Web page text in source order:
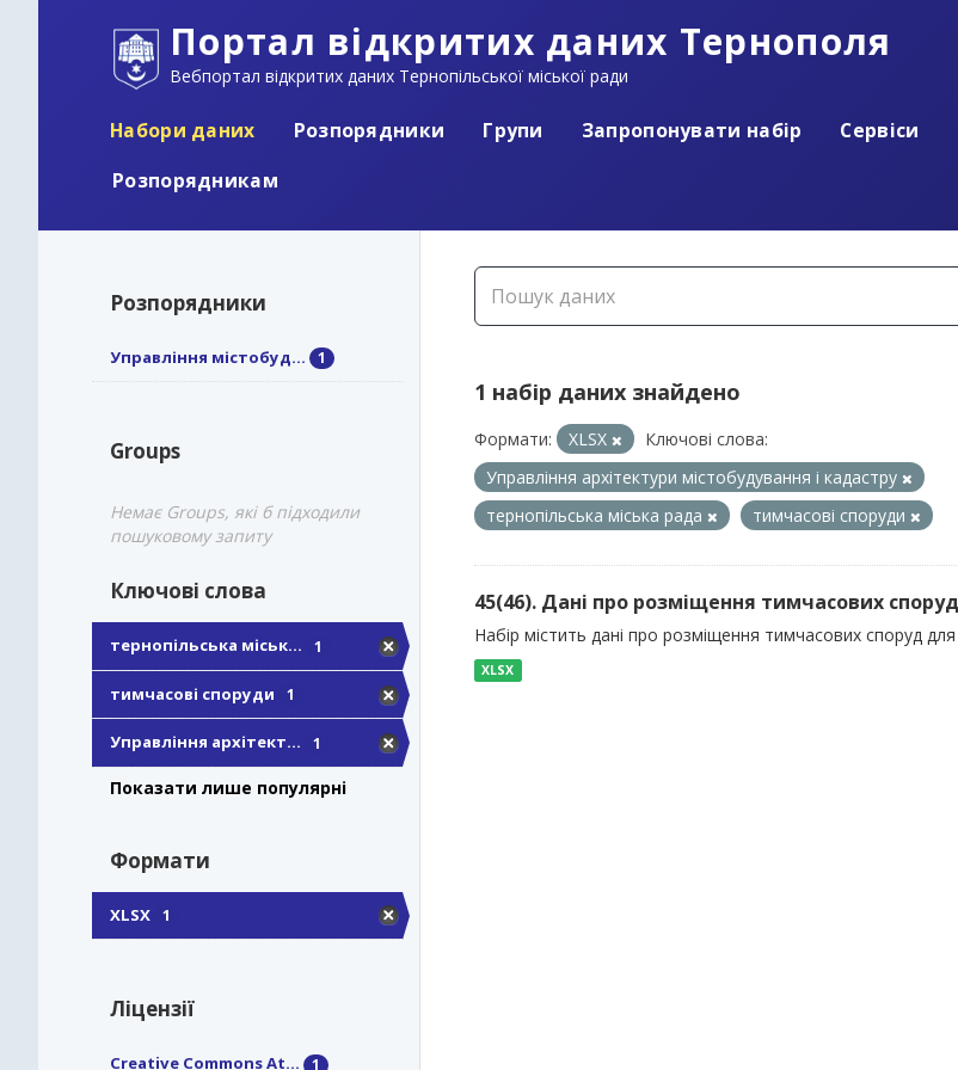
Портал відкритих даних Тернополя
Вебпортал відкритих даних Тернопільської міської ради
Набори даних Розпорядники Групи Запропонувати набір Сервіси
Розпорядникам
Розпорядники
Управління містобуд... 1
Groups
Немає Groups, які б підходили
пошуковому запиту
Ключові слова
тернопільська міськ... 1
тимчасові споруди 1
Управління архітект... 1
Показати лише популярні
Формати
XLSX 1
Ліцензії
Creative Commons At... 1
1 набір даних знайдено
Формати: XLSX
Ключові слова:
Управління архітектури містобудування і кадастру
тернопільська міська рада
тимчасові споруди
45(46). Дані про розміщення тимчасових
Набір містить дані про розміщення тимчасових споруд
XLSX